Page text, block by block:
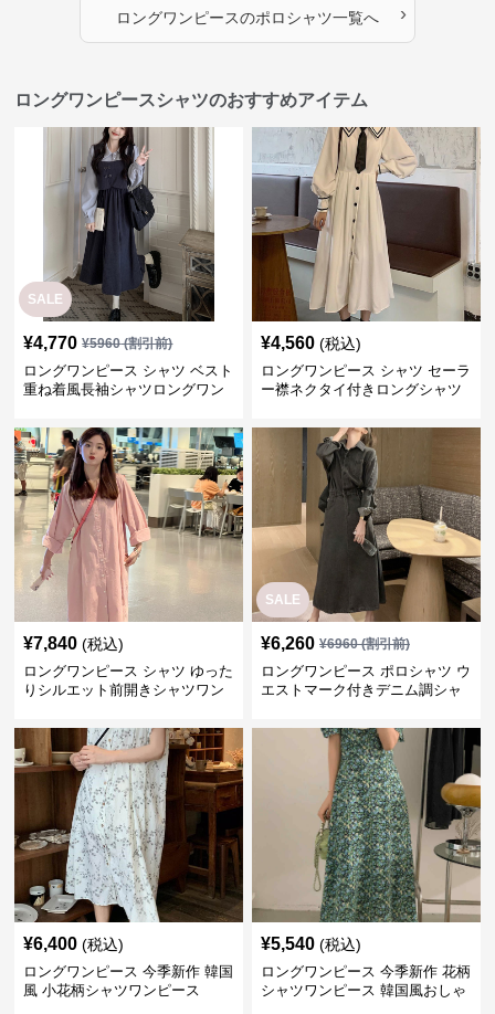
ロングワンピースのポロシャツ一覧へ ›
ロングワンピースシャツのおすすめアイテム
SALE
¥4,770 ¥5960(割引前)
ロングワンピース シャツ ベスト
重ね着風長袖シャツロングワン
¥4,560 (税込)
ロングワンピース シャツ セーラ
ー襟ネクタイ付きロングシャツ
¥7,840 (税込)
ロングワンピース シャツ ゆった
りシルエット前開きシャツワン
SALE
¥6,260 ¥6960(割引前)
ロングワンピース ポロシャツ ウ
エストマーク付きデニム調シャ
¥6,400 (税込)
ロングワンピース 今季新作 韓国
風 小花柄シャツワンピース
¥5,540 (税込)
ロングワンピース 今季新作 花柄
シャツワンピース 韓国風おしゃ